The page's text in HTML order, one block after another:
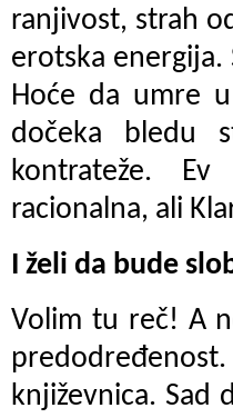
ranjivost, strah
erotska energija.
Hoće da umre
dočeka bledu
kontrateže.
racionalna, ali
I želi da bude
Volim tu reč! A
književnica. Sad